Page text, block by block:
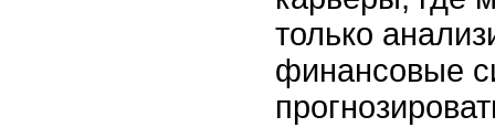
только
финансовые